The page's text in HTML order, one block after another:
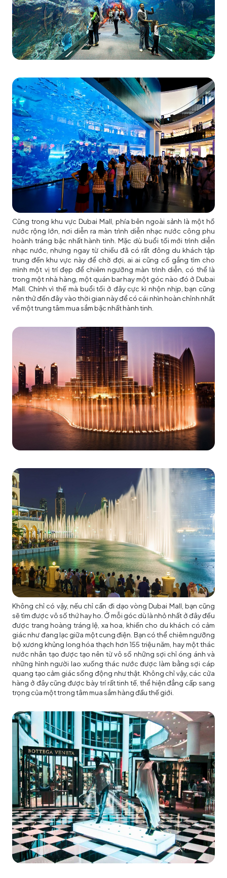
Cũng trong khu vực Dubai Mall, phía bên ngoài sảnh là một hồ
nước rộng lớn, nơi diễn ra màn trình diễn nhạc nước công phu
hoành tráng bậc nhất hành tinh. Mặc dù buổi tối mới trình diễn
nhạc nước, nhưng ngay từ chiều đã có rất đông du khách tập
trung đến khu vực này để chờ đợi, ai ai cũng cố gắng tìm cho
mình một vị trí đẹp để chiêm ngưỡng màn trình diễn, có thể là
trong một nhà hàng, một quán bar hay một góc nào đó ở Dubai
Mall. Chính vì thế mà buổi tối ở đây cực kì nhộn nhịp, bạn cũng
nên thử đến đây vào thời gian này để có cái nhìn hoàn chỉnh nhất
về một trung tâm mua sắm bậc nhất hành tinh.
Không chỉ có vậy, nếu chỉ cần đi dạo vòng Dubai Mall, bạn cũng
sẽ tìm được vô số thứ hay ho. Ở mỗi góc dù là nhỏ nhất ở đây đều
được trang hoàng tráng lệ, xa hoa, khiến cho du khách có cảm
giác như đang lạc giữa một cung điện. Bạn có thể chiêm ngưỡng
bộ xương khủng long hóa thạch hơn 155 triệu năm, hay một thác
nước nhân tạo được tạo nên từ vô số những sợi chỉ óng ánh và
những hình người lao xuống thác nước được làm bằng sợi cáp
quang tạo cảm giác sống động như thật. Không chỉ vậy, các cửa
hàng ở đây cũng được bày trí rất tinh tế, thể hiện đẳng cấp sang
trọng của một trong tâm mua sắm hàng đầu thế giới.